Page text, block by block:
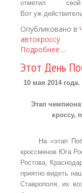
отметил
Вот уж
Опубликовано в
автокроссу
Подробнее ...
Этот День
10 мая 2014
Этап
На «этап
кроссменов Юга
Ростова,
приятно видеть
Ставрополя, их